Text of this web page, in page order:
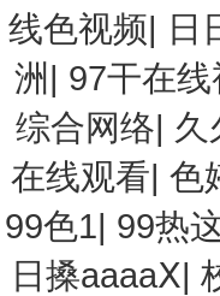
线色视频| 日
洲 | 97干在线
综合网络| 久
在线观看|色
99色1| 99热
日搡aaaaⅩ|